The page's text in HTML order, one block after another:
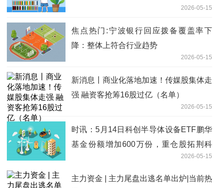
模具和不锈钢嵌件，相关订单已交付2026-05-15
焦点热门:宁波银行回应拨备覆盖率下
降：整体上符合行业趋势
2026-05-15
新消息丨商业化落地加速！传媒股集体走
强 融资客抢筹16股过亿（名单）
2026-05-15
时讯：5月14日科创半导体设备ETF鹏华
基金份额增加600万份，重仓股拓荆科
2026-05-15
主力资金 | 主力尾盘出逃名单出炉|当前热